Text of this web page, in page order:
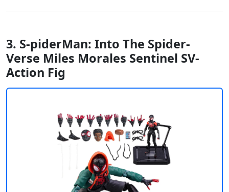
3. S-piderMan: Into The Spider-
Verse Miles Morales Sentinel SV-
Action Fig